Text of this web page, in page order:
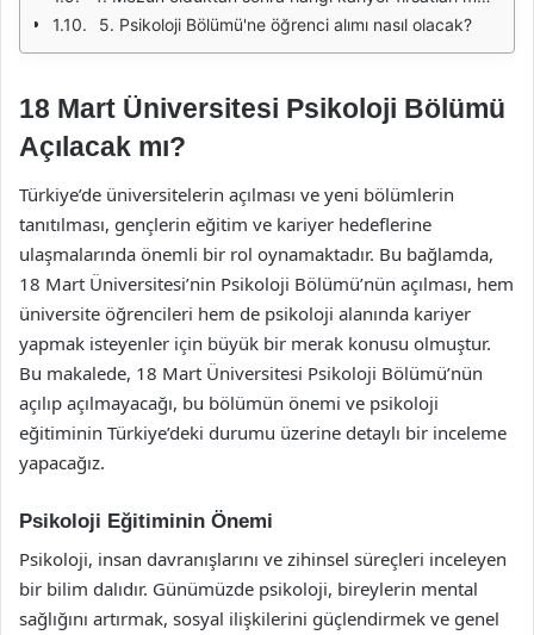
5. Psikoloji Bölümü'ne öğrenci alımı nasıl olacak?
18 Mart Üniversitesi Psikoloji Bölümü
Açılacak mı?
Türkiye’de üniversitelerin açılması ve yeni bölümlerin
tanıtılması, gençlerin eğitim ve kariyer hedeflerine
ulaşmalarında önemli bir rol oynamaktadır. Bu bağlamda,
18 Mart Üniversitesi’nin Psikoloji Bölümü’nün açılması, hem
üniversite öğrencileri hem de psikoloji alanında kariyer
yapmak isteyenler için büyük bir merak konusu olmuştur.
Bu makalede, 18 Mart Üniversitesi Psikoloji Bölümü’nün
açılıp açılmayacağı, bu bölümün önemi ve psikoloji
eğitiminin Türkiye’deki durumu üzerine detaylı bir inceleme
yapacağız.
Psikoloji Eğitiminin Önemi
Psikoloji, insan davranışlarını ve zihinsel süreçleri inceleyen
bir bilim dalıdır. Günümüzde psikoloji, bireylerin mental
sağlığını artırmak, sosyal ilişkilerini güçlendirmek ve genel